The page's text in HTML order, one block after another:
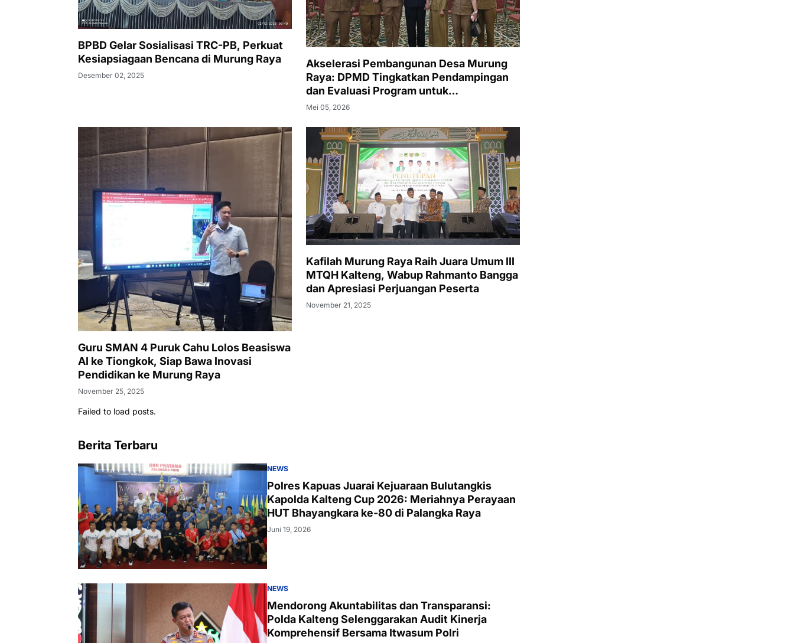
BPBD Gelar Sosialisasi TRC-PB, Perkuat
Kesiapsiagaan Bencana di Murung Raya
Desember 02, 2025
Akselerasi Pembangunan Desa Murung
Raya: DPMD Tingkatkan Pendampingan
dan Evaluasi Program untuk
Kesejahteraan Berkelanjutan
Mei 05, 2026
Guru SMAN 4 Puruk Cahu Lolos Beasiswa
AI ke Tiongkok, Siap Bawa Inovasi
Pendidikan ke Murung Raya
November 25, 2025
Kafilah Murung Raya Raih Juara Umum III
MTQH Kalteng, Wabup Rahmanto Bangga
dan Apresiasi Perjuangan Peserta
November 21, 2025
Failed to load posts.
Berita Terbaru
NEWS
Polres Kapuas Juarai Kejuaraan Bulutangkis
Kapolda Kalteng Cup 2026: Meriahnya Perayaan
HUT Bhayangkara ke-80 di Palangka Raya
Juni 19, 2026
NEWS
Mendorong Akuntabilitas dan Transparansi:
Polda Kalteng Selenggarakan Audit Kinerja
Komprehensif Bersama Itwasum Polri